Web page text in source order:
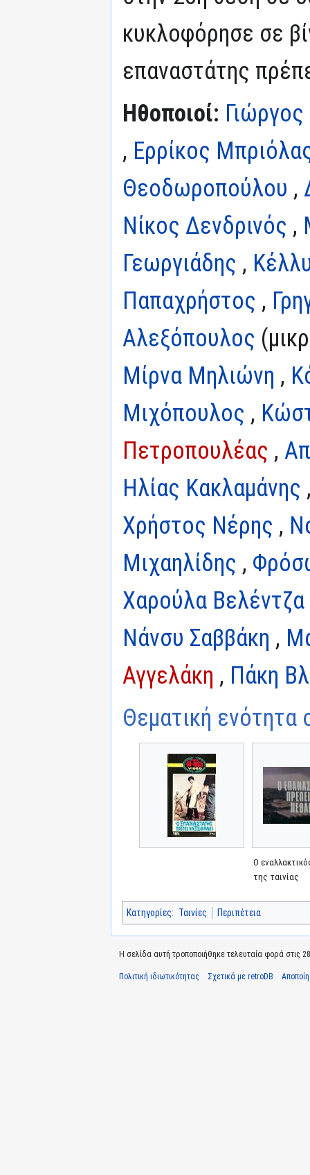
κυκλοφόρησε σε
επαναστάτης
Ηθοποιοί:
, Ερρίκος
Θεοδωροπούλου ,
Νίκος Δενδρινός ,
Γεωργιάδης ,
Παπαχρήστος ,
Αλεξόπουλος
Μίρνα Μηλιώνη ,
Μιχόπουλος ,
Πετροπουλέας ,
Ηλίας Κακλαμάνης
Χρήστος Νέρης ,
Μιχαηλίδης ,
Χαρούλα Βελέντζα
Νάνσυ Σαββάκη ,
Αγγελάκη , Πάκη
Θεματική ενότητα
Ο
της ταινίας
Κατηγορίες: Ταινίες Περιπέτεια
Η σελίδα αυτή τροποποιήθηκε τελευταία φορά στις
Πολιτική ιδιωτικότητας Σχετικά με retroDB